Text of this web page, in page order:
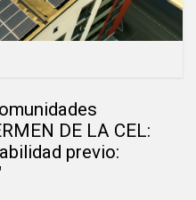
DE LA CEL:
previo: